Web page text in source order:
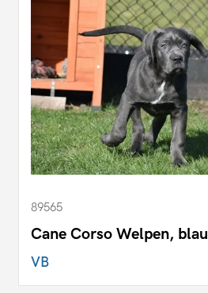
89565
Cane Corso Welpen, blau
VB